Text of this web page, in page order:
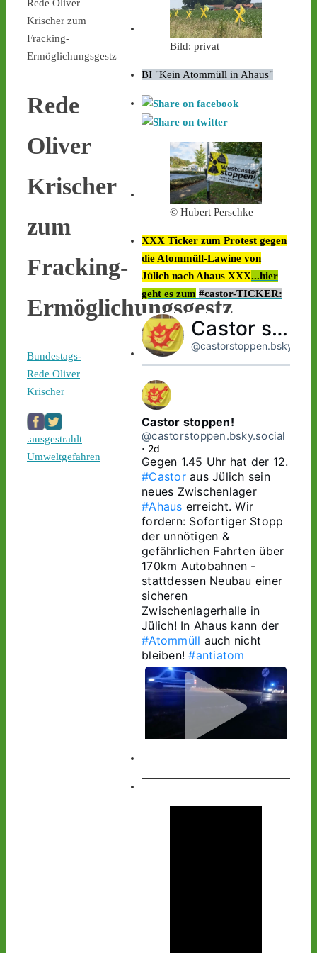
Rede Oliver
Krischer zum
Fracking-
Ermöglichungsgestz
Rede
Oliver
Krischer
zum
Fracking-
Ermöglichungsgestz
Bundestags-
Rede Oliver
Krischer
.ausgestrahlt
Umweltgefahren
Bild: privat
BI "Kein Atommüll in Ahaus"
© Hubert Perschke
XXX Ticker zum Protest gegen
die Atommüll-Lawine von
Jülich nach Ahaus XXX...hier
geht es zum #castor-TICKER:
Castor stoppen!
Castor stoppen!
@castorstoppen.bsky.social
⋅ 2d
#Castor aus Jülich sein
neues Zwischenlager
#Ahaus erreicht. Wir
fordern: Sofortiger Stopp
der unnötigen &
gefährlichen Fahrten über
170km Autobahnen -
stattdessen Neubau einer
sicheren
Zwischenlagerhalle in
#Atommüll auch nicht
bleiben! #antiatom